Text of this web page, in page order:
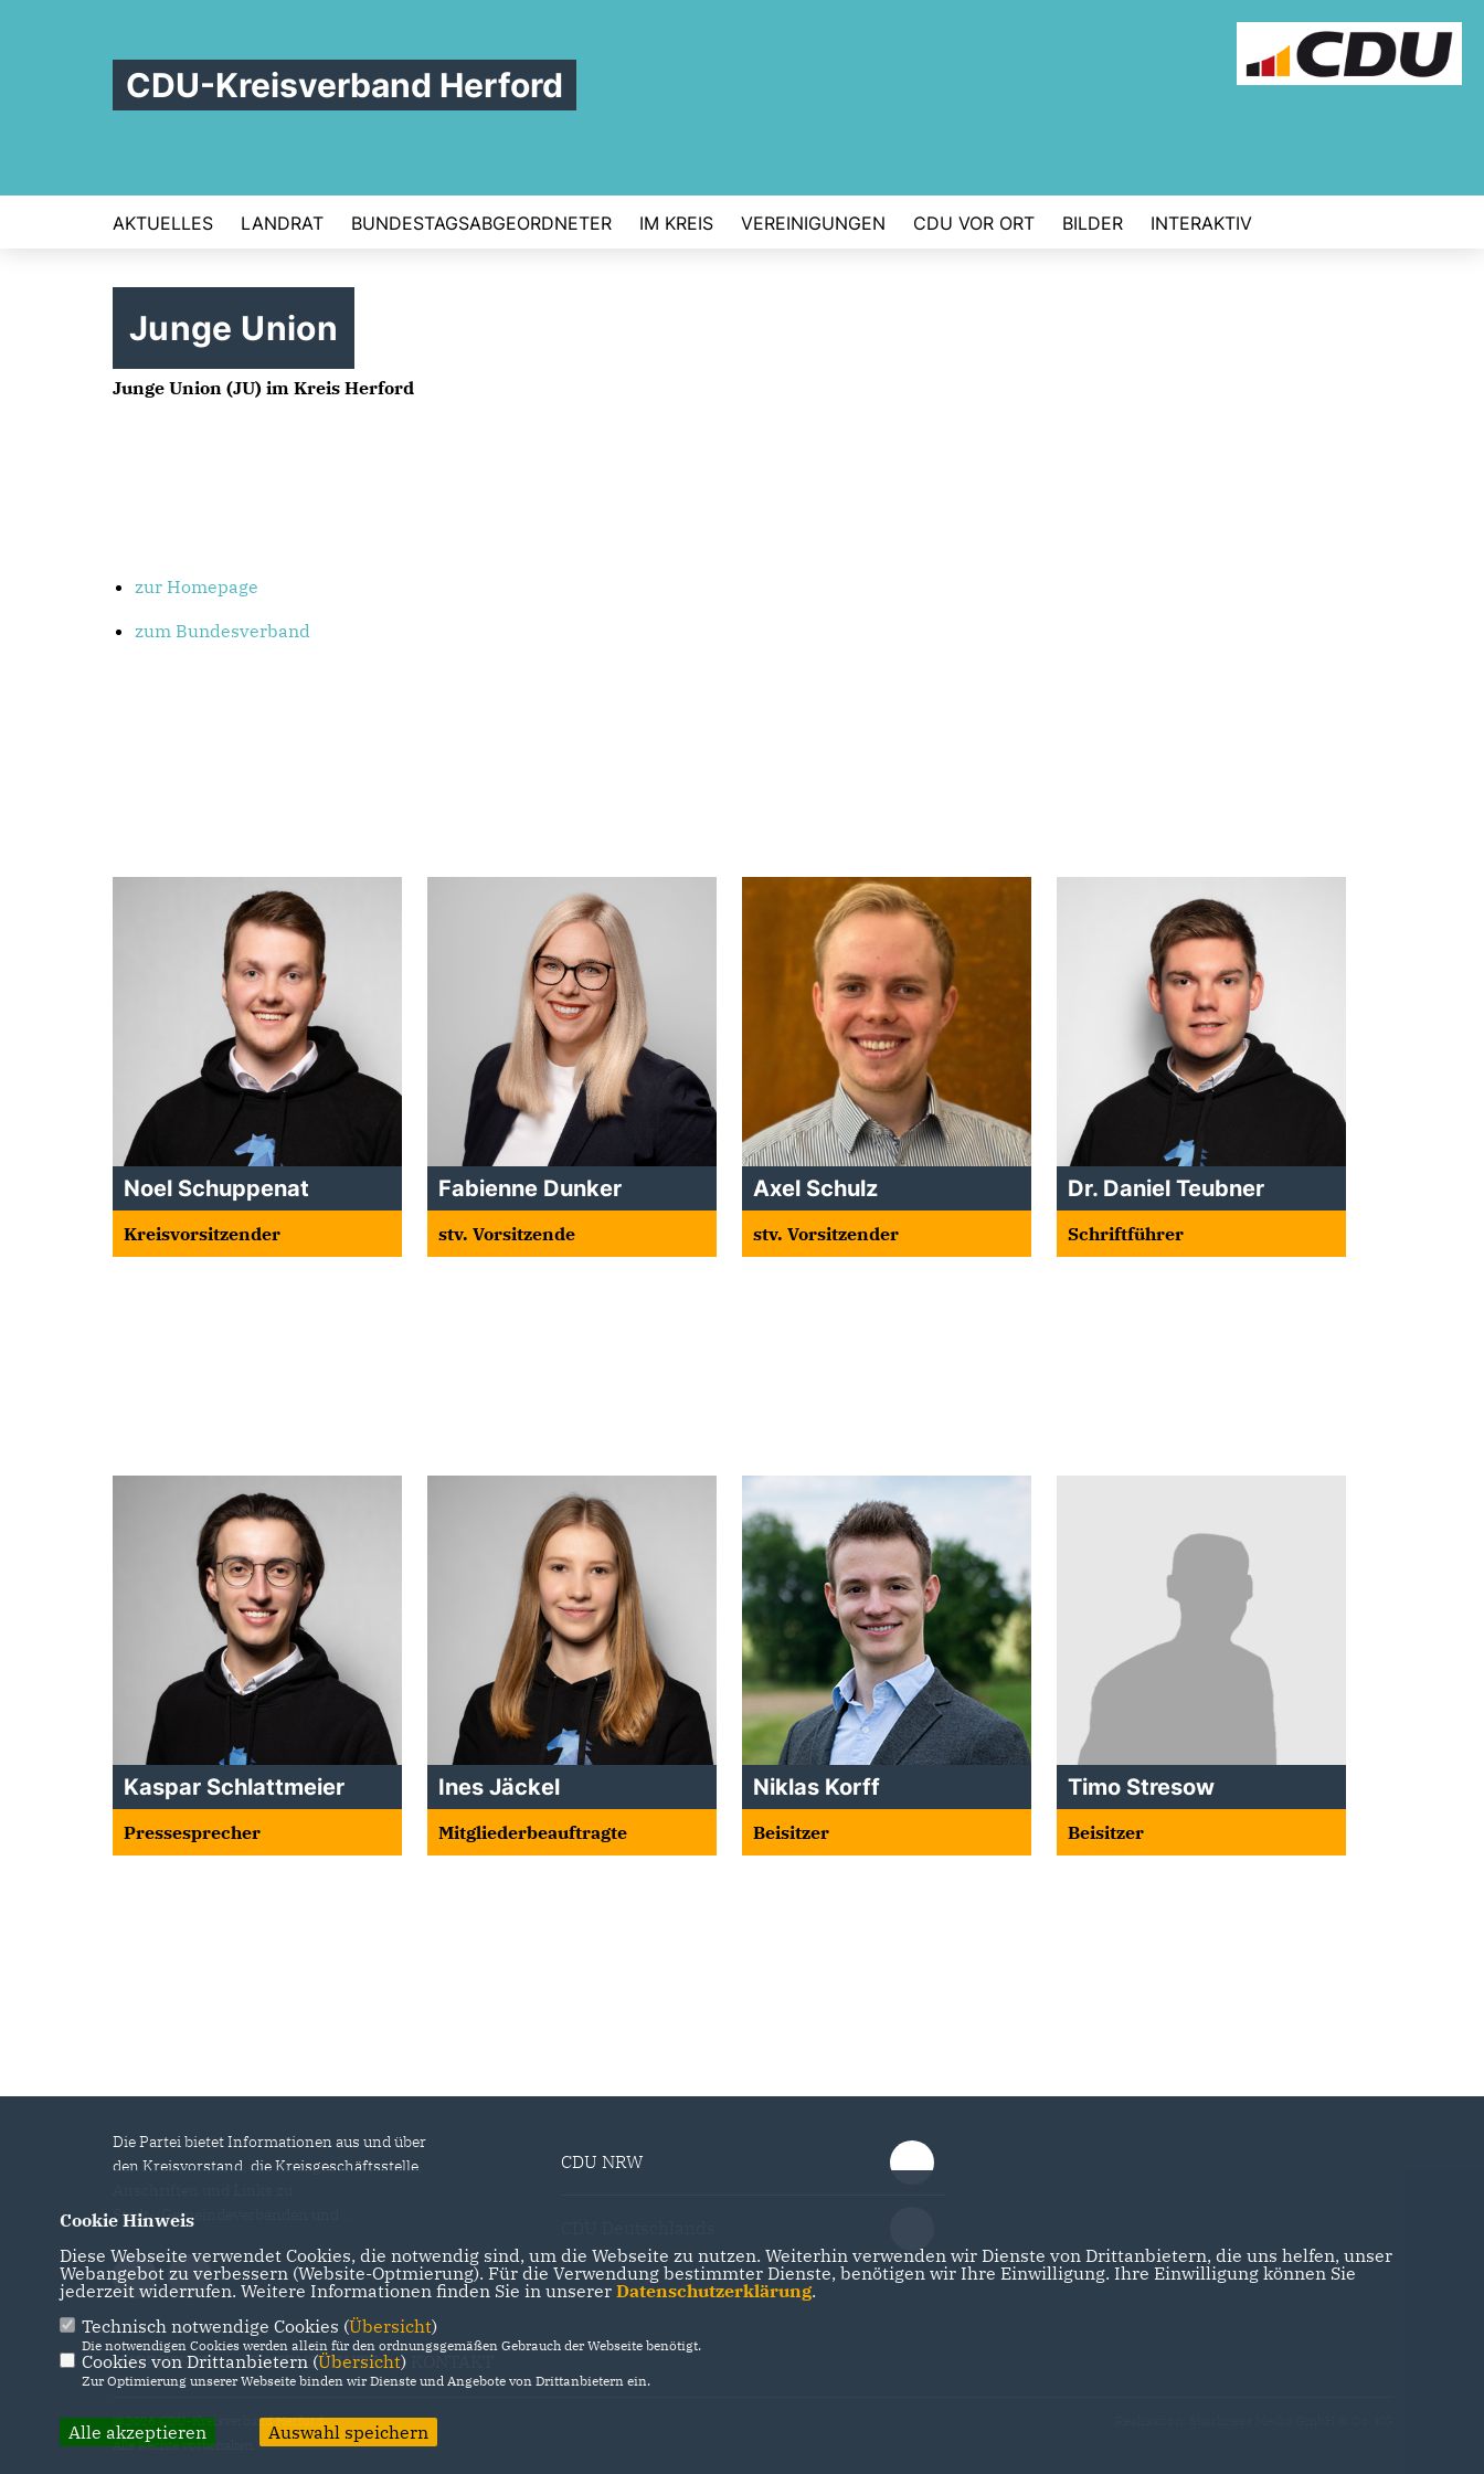
CDU-Kreisverband Herford
AKTUELLES LANDRAT BUNDESTAGSABGEORDNETER IM KREIS VEREINIGUNGEN CDU VOR ORT BILDER INTERAKTIV
Junge Union
Junge Union (JU) im Kreis Herford
zur Homepage
zum Bundesverband
Noel Schuppenat
Kreisvorsitzender
Fabienne Dunker
stv. Vorsitzende
Axel Schulz
stv. Vorsitzender
Dr. Daniel Teubner
Schriftführer
Kaspar Schlattmeier
Pressesprecher
Ines Jäckel
Mitgliederbeauftragte
Niklas Korff
Beisitzer
Timo Stresow
Beisitzer
Die Partei bietet Informationen aus und über
den Kreisvorstand, die Kreisgeschäftsstelle,
Stadt-/Gemeindeverbänden und ...
IMPRESSUM DATENSCHUTZ
CDU NRW
@2026 CDU-Kreisverband Herford
Alle Rechte vorbehalten.
Cookie Hinweis
Diese Webseite verwendet Cookies, die notwendig sind, um die Webseite zu nutzen. Weiterhin verwenden wir Dienste von Drittanbietern, die uns helfen, unser
Webangebot zu verbessern (Website-Optmierung). Für die Verwendung bestimmter Dienste, benötigen wir Ihre Einwilligung. Ihre Einwilligung können Sie
jederzeit widerrufen. Weitere Informationen finden Sie in unserer Datenschutzerklärung.
Technisch notwendige Cookies (Übersicht)
Die notwendigen Cookies werden allein für den ordnungsgemäßen Gebrauch der Webseite benötigt.
Cookies von Drittanbietern (Übersicht)
Zur Optimierung unserer Webseite binden wir Dienste und Angebote von Drittanbietern ein.
Alle akzeptieren Auswahl speichern